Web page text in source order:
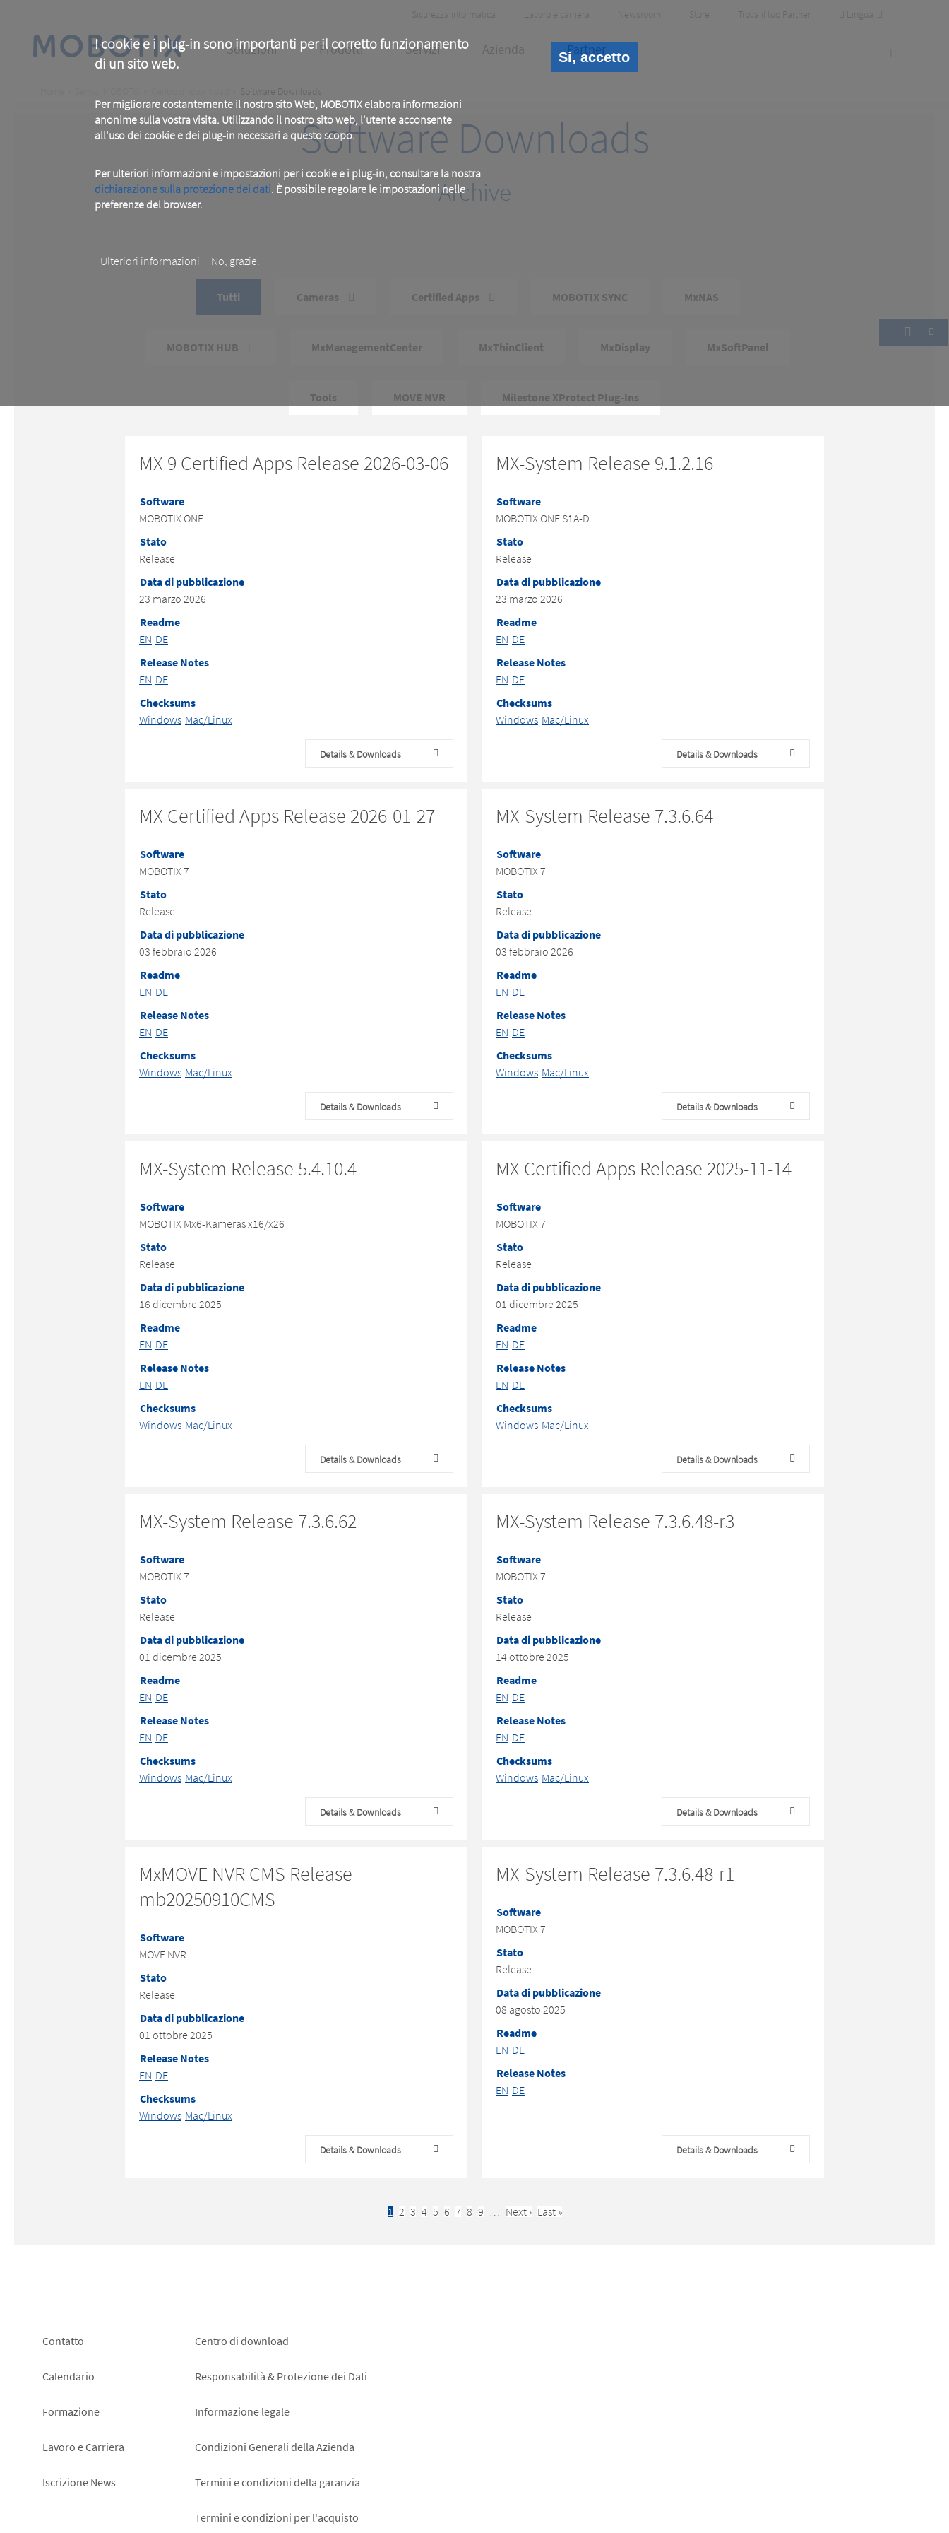
I cookie e i plug-in sono importanti per il corretto funzionamento
di un sito web.
Per migliorare costantemente il nostro sito Web, MOBOTIX elabora informazioni
anonime sulla vostra visita. Utilizzando il nostro sito web, l'utente acconsente
all'uso dei cookie e dei plug-in necessari a questo scopo.
Per ulteriori informazioni e impostazioni per i cookie e i plug-in, consultare la nostra
dichiarazione sulla protezione dei dati. È possibile regolare le impostazioni nelle
preferenze del browser.
Ulteriori informazioni No, grazie.
Si, accetto
content
Header
Meta
Sicurezza informatica Lavoro e carriera Newsroom Store Trova il tuo Partner Lingua
Main
Soluzioni Prodotti Servizi Azienda Partner
Breadcrumb Software Downloads
Software Downloads
Archive
Tutti Cameras Certified Apps MOBOTIX SYNC MxNAS
MOBOTIX HUB MxManagementCenter MxThinClient MxDisplay MxSoftPanel
Tools MOVE NVR Milestone XProtect Plug-Ins
MX 9 Certified Apps Release 2026-03-06
Software
MOBOTIX ONE
Stato
Release
Data di pubblicazione
23 marzo 2026
Readme
EN DE
Release Notes
EN DE
Checksums
Windows Mac/Linux
Details & Downloads
MX-System Release 9.1.2.16
Software
MOBOTIX ONE S1A-D
Stato
Release
Data di pubblicazione
23 marzo 2026
Readme
EN DE
Release Notes
EN DE
Checksums
Windows Mac/Linux
Details & Downloads
MX Certified Apps Release 2026-01-27
Software
MOBOTIX 7
Stato
Release
Data di pubblicazione
03 febbraio 2026
Readme
EN DE
Release Notes
EN DE
Checksums
Windows Mac/Linux
Details & Downloads
MX-System Release 7.3.6.64
Software
MOBOTIX 7
Stato
Release
Data di pubblicazione
03 febbraio 2026
Readme
EN DE
Release Notes
EN DE
Checksums
Windows Mac/Linux
Details & Downloads
MX-System Release 5.4.10.4
Software
MOBOTIX Mx6-Kameras x16/x26
Stato
Release
Data di pubblicazione
16 dicembre 2025
Readme
EN DE
Release Notes
EN DE
Checksums
Windows Mac/Linux
Details & Downloads
MX Certified Apps Release 2025-11-14
Software
MOBOTIX 7
Stato
Release
Data di pubblicazione
01 dicembre 2025
Readme
EN DE
Release Notes
EN DE
Checksums
Windows Mac/Linux
Details & Downloads
MX-System Release 7.3.6.62
Software
MOBOTIX 7
Stato
Release
Data di pubblicazione
01 dicembre 2025
Readme
EN DE
Release Notes
EN DE
Checksums
Windows Mac/Linux
Details & Downloads
MX-System Release 7.3.6.48-r3
Software
MOBOTIX 7
Stato
Release
Data di pubblicazione
14 ottobre 2025
Readme
EN DE
Release Notes
EN DE
Checksums
Windows Mac/Linux
Details & Downloads
MxMOVE NVR CMS Release
mb20250910CMS
Software
MOVE NVR
Stato
Release
Data di pubblicazione
01 ottobre 2025
Release Notes
EN DE
Checksums
Windows Mac/Linux
Details & Downloads
MX-System Release 7.3.6.48-r1
Software
MOBOTIX 7
Stato
Release
Data di pubblicazione
08 agosto 2025
Readme
EN DE
Release Notes
EN DE
Details & Downloads
Pagination
Current
1 Pagina
2 Pagina
3 Pagina
4 Pagina
5 Pagina
6 Pagina
7 Pagina
8 Pagina
9 … Next
Next › Last
Last »
Footer
left
Contatto
Calendario
Formazione
Lavoro e Carriera
Iscrizione News
Footer
right
Centro di download
Responsabilità & Protezione dei Dati
Informazione legale
Condizioni Generali della Azienda
Termini e condizioni della garanzia
Termini e condizioni per l'acquisto